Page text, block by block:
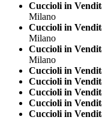
Cuccioli in
Milano
Cuccioli in
Milano
Cuccioli in
Milano
Cuccioli in
Cuccioli in
Cuccioli in
Cuccioli in
Cuccioli in